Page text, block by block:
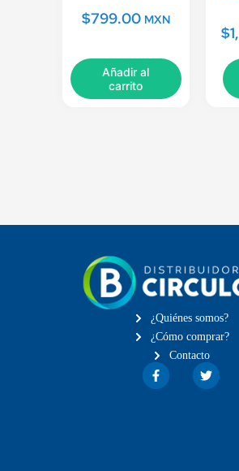
$799.00 MXN
Añadir al
carrito
$
¿Quiénes somos?
¿Cómo comprar?
Contacto